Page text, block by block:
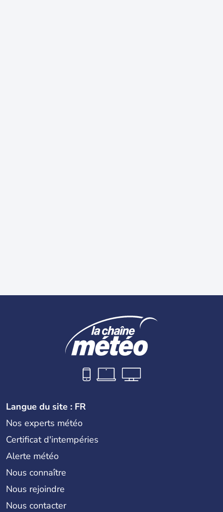
Langue du site : FR
Nos experts météo
Certificat d'intempéries
Alerte météo
Nous connaître
Nous rejoindre
Nous contacter